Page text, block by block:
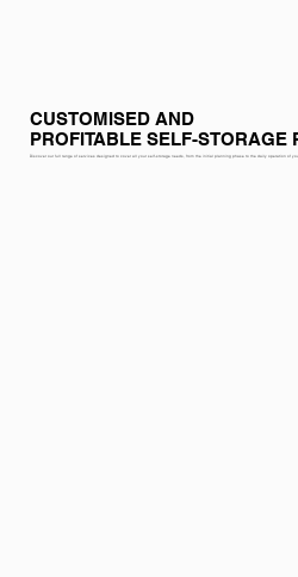
CUSTOMISED AND
PROFITABLE SELF-STORAGE
Discover our full range of services designed to cover all your self-storage needs, from the initial planning phase to the daily operation of